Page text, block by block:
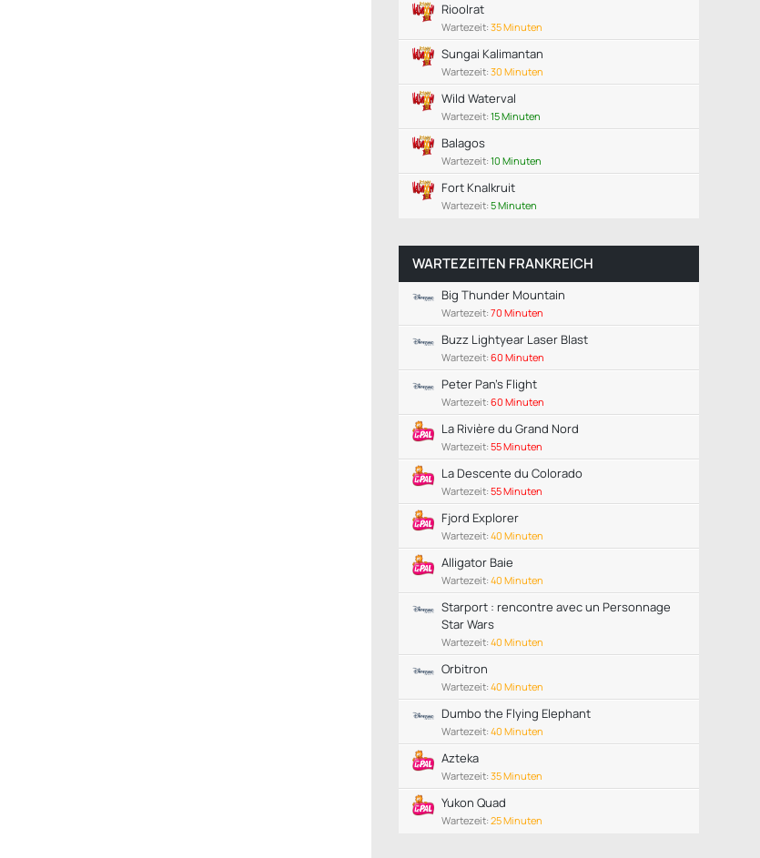
Rioolrat
Wartezeit: 35 Minuten
Sungai Kalimantan
Wartezeit: 30 Minuten
Wild Waterval
Wartezeit: 15 Minuten
Balagos
Wartezeit: 10 Minuten
Fort Knalkruit
Wartezeit: 5 Minuten
WARTEZEITEN FRANKREICH
Big Thunder Mountain
Wartezeit: 70 Minuten
Buzz Lightyear Laser Blast
Wartezeit: 60 Minuten
Peter Pan's Flight
Wartezeit: 60 Minuten
La Rivière du Grand Nord
Wartezeit: 55 Minuten
La Descente du Colorado
Wartezeit: 55 Minuten
Fjord Explorer
Wartezeit: 40 Minuten
Alligator Baie
Wartezeit: 40 Minuten
Starport : rencontre avec un Personnage
Star Wars
Wartezeit: 40 Minuten
Orbitron
Wartezeit: 40 Minuten
Dumbo the Flying Elephant
Wartezeit: 40 Minuten
Azteka
Wartezeit: 35 Minuten
Yukon Quad
Wartezeit: 25 Minuten